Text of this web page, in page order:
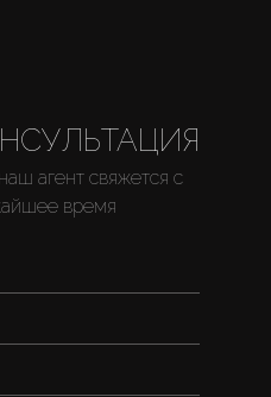
агент свяжется с
время